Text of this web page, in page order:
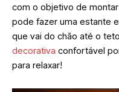
com o objetivo de
pode fazer uma estante
que vai do chão até o
decorativa confortável
para relaxar!